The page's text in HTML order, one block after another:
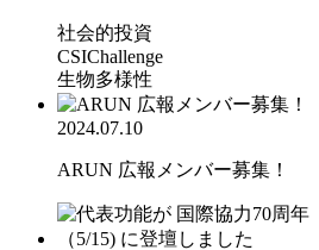
社会的投資
CSIChallenge
生物多様性
2024.07.10
ARUN 広報メンバー募集！